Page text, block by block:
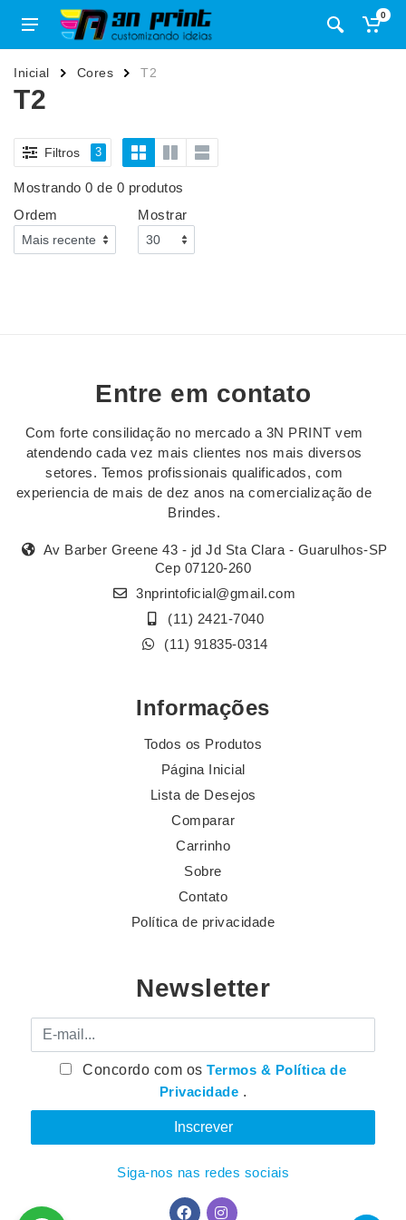
0
Inicial Cores T2
T2
Filtros 3
Mostrando 0 de 0 produtos
Ordem
Mostrar
Entre em contato
Com forte consilidação no mercado a 3N PRINT vem
atendendo cada vez mais clientes nos mais diversos
setores. Temos profissionais qualificados, com
experiencia de mais de dez anos na comercialização de
Brindes.
Av Barber Greene 43 - jd Jd Sta Clara - Guarulhos-SP
Cep 07120-260
3nprintoficial@gmail.com
(11) 2421-7040
(11) 91835-0314
Informações
Todos os Produtos
Página Inicial
Lista de Desejos
Comparar
Carrinho
Sobre
Contato
Política de privacidade
Newsletter
E-mail
Concordo com osTermos & Política de
Privacidade .
Siga-nos nas redes sociais